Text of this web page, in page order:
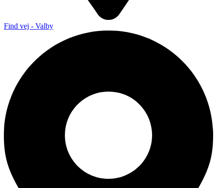
Find vej - Valby